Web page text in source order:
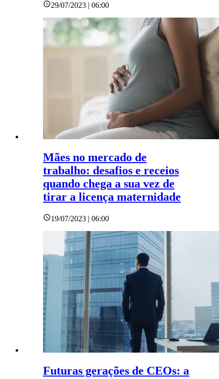
29/07/2023 | 06:00
Mães no mercado de
trabalho: desafios e receios
quando chega a sua vez de
tirar a licença maternidade
19/07/2023 | 06:00
Futuras gerações de CEOs: a